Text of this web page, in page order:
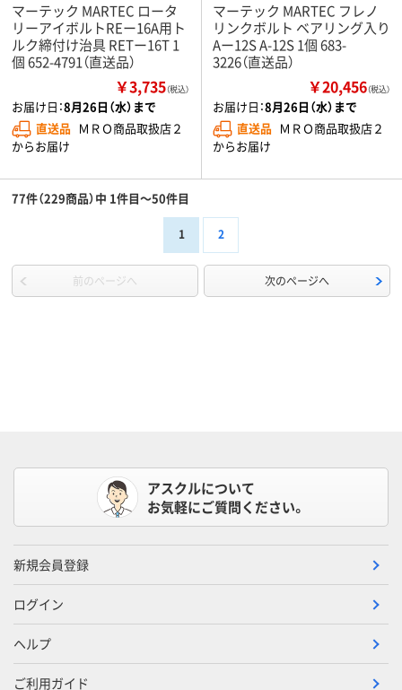
マーテック MARTEC ロータ
リーアイボルトREー16A用ト
ルク締付け治具 RETー16T 1
個 652-4791（直送品）
￥3,735（税込）
お届け日：8月26日（水）まで
直送品 ＭＲＯ商品取扱店２
からお届け
マーテック MARTEC フレノ
リンクボルト ベアリング入り
Aー12S A-12S 1個 683-
3226（直送品）
￥20,456（税込）
お届け日：8月26日（水）まで
直送品 ＭＲＯ商品取扱店２
からお届け
77件（229商品）中 1件目～50件目
1 2
前のページへ 次のページへ
アスクルについて
お気軽にご質問ください。
新規会員登録
ログイン
ヘルプ
ご利用ガイド